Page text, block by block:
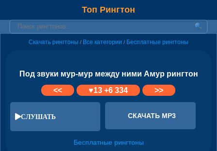
Топ Рингтон
Скачать рингтоны / Все категории / Бесплатные рингтоны
Под звуки мур-мур между ними Амур рингтон
<<
♥13+6 334 >>
СЛУШАТЬ СКАЧАТЬ MP3
Бесплатные рингтоны